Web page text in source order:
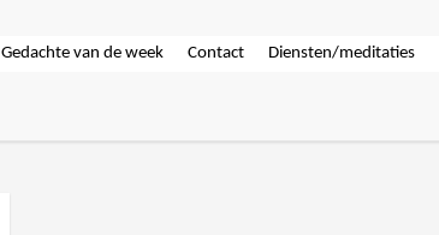
Gedachte van de week Contact Diensten/meditaties